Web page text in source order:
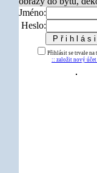
Jméno:
Heslo:
Přihlásit se trvale na
:: založit nový účet